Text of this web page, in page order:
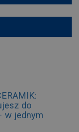
do
w jednym